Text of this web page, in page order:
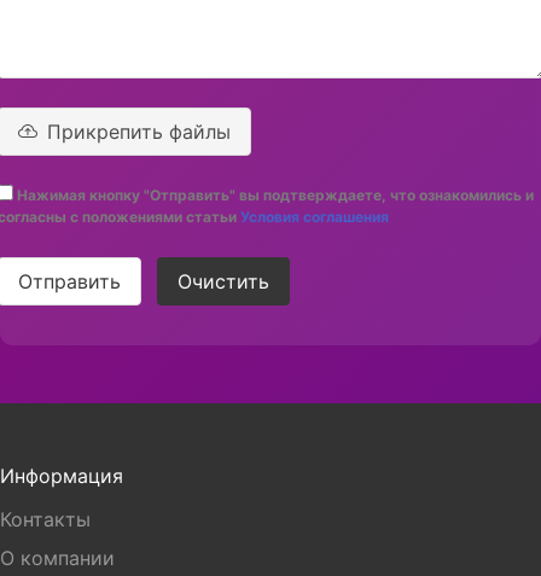
Прикрепить файлы
Нажимая кнопку "Отправить" вы подтверждаете, что ознакомились и
с положениями статьи Условия соглашения
Отправить Очистить
Информация
Контакты
О компании